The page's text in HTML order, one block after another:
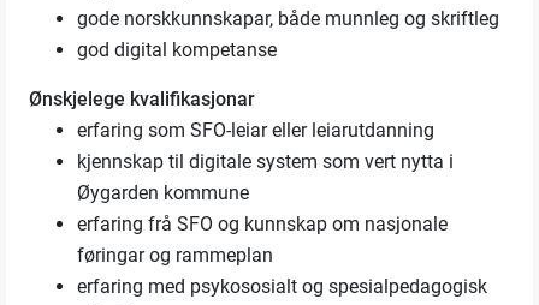
gode norskkunnskapar, både munnleg og skriftleg
god digital kompetanse
Ønskjelege kvalifikasjonar
erfaring som SFO-leiar eller leiarutdanning
kjennskap til digitale system som vert nytta i
Øygarden kommune
erfaring frå SFO og kunnskap om nasjonale
føringar og rammeplan
erfaring med psykososialt og spesialpedagogisk